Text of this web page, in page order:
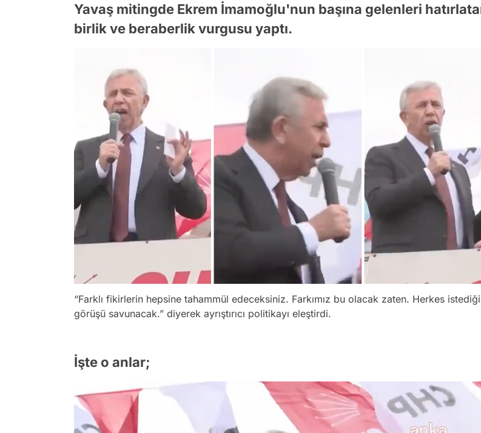
Yavaş mitingde Ekrem İmamoğlu'nun başına gelenleri
birlik ve beraberlik vurgusu yaptı.
“Farklı fikirlerin hepsine tahammül edeceksiniz. Farkımız bu olacak zaten. Herkes istediği
görüşü savunacak.” diyerek ayrıştırıcı politikayı eleştirdi.
İşte o anlar;